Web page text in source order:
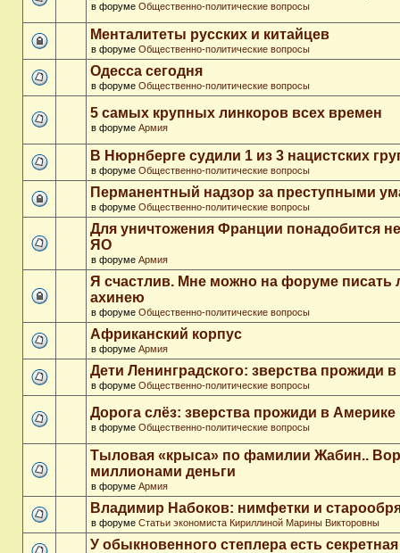
в форуме Общественно-политические вопросы
Менталитеты русских и китайцев
в форуме Общественно-политические вопросы
Одесса сегодня
в форуме Общественно-политические вопросы
5 самых крупных линкоров всех времен
в форуме Армия
В Нюрнберге судили 1 из 3 нацистских
в форуме Общественно-политические вопросы
Перманентный надзор за преступными
в форуме Общественно-политические вопросы
Для уничтожения Франции понадобится
ЯО
в форуме Армия
Я счастлив. Мне можно на форуме
ахинею
в форуме Общественно-политические вопросы
Африканский корпус
в форуме Армия
Дети Ленинградского: зверства прожиди
в форуме Общественно-политические вопросы
Дорога слёз: зверства прожиди в Америке
в форуме Общественно-политические вопросы
Тыловая «крыса» по фамилии Жабин..
миллионами деньги
в форуме Армия
Владимир Набоков: нимфетки и
в форуме Статьи экономиста Кириллиной Марины Викторовны
У обыкновенного степлера есть